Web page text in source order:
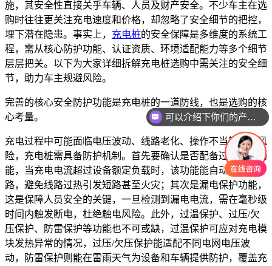
施，其安全性直接关乎车辆、人员及财产安全。不少车主在选
购时往往更关注充电速度和价格，却忽略了安全细节的把控，
埋下潜在隐患。事实上， 充电桩的安全保障是多维度的系统工
程，需从核心防护功能、认证资质、环境适配能力等多个细节
层层把关。以下为大家详细拆解充电桩选购中需关注的安全细
节，助力车主规避风险。
完善的核心安全防护功能是充电桩的一道防线，也是选购的核
心考量。
充电过程中可能面临电压波动、线路老化、操作不当等多种风
险，充电桩需具备防护机制。首先要确认是否配备过载保护功
能，当充电电流超过设备额定负载时，该功能能自动切断电
路，避免线路过热引发短路甚至火灾；其次是漏电保护功能，
这是保障人员安全的关键，一旦检测到漏电电流，需在毫秒级
时间内触发断电，杜绝触电风险。此外，过温保护、过压/欠
压保护、防雷保护等功能也不可或缺，过温保护可应对充电模
块发热异常的情况，过压/欠压保护能适配不同电网电压波
动，防雷保护则能在雷雨天气为设备和车辆提供防护，覆盖充
可以介绍下你们的产品么